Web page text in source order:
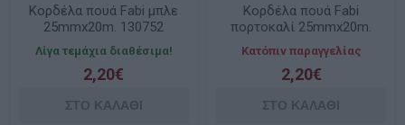
Κορδέλα πουά Fabi μπλε
25mmx20m. 130752
Λίγα τεμάχια διαθέσιμα!
2,20€
Κορδέλα πουά Fabi
πορτοκαλί 25mmx20m.
Κατόπιν παραγγελίας
2,20€